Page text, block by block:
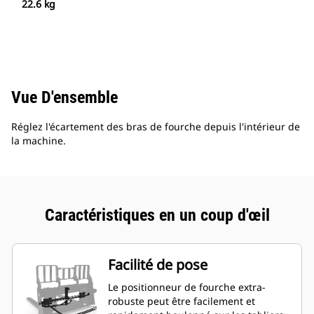
22.6 kg
Vue D'ensemble
Réglez l'écartement des bras de fourche depuis l'intérieur de
la machine.
Caractéristiques en un coup d'œil
Facilité de pose
Le positionneur de fourche extra-
robuste peut être facilement et